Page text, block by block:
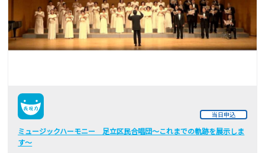
当日申込
ミュージックハーモニー 足立区民合唱団～これまでの軌跡を展示しま
す～